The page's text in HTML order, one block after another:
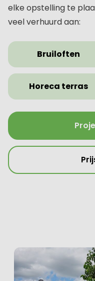
elke opstelling te
veel verhuurd aan:
Bruiloften
Horeca terras